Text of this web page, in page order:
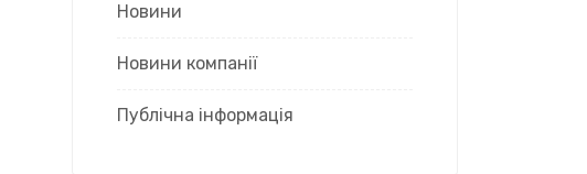
Новини
Новини компанії
Публічна інформація